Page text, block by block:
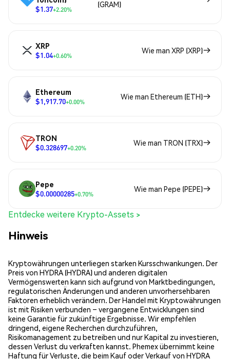
$1.37+2.20%
(GRAM)
XRP
$1.04+0.60%
Wie man XRP (XRP)
Ethereum
$1,917.70+0.00%
Wie man Ethereum (ETH)
TRON
$0.328697+0.20%
Wie man TRON (TRX)
Pepe
$0.00000285+0.70%
Wie man Pepe (PEPE)
Entdecke weitere Krypto-Assets >
Hinweis
Kryptowährungen unterliegen starken Kursschwankungen. Der
Preis von HYDRA (HYDRA) und anderen digitalen
Vermögenswerten kann sich aufgrund von Marktbedingungen,
regulatorischen Änderungen und anderen unvorhersehbaren
Faktoren erheblich verändern. Der Handel mit Kryptowährungen
ist mit Risiken verbunden – vergangene Entwicklungen sind
keine Garantie für zukünftige Ergebnisse. Wir empfehlen
dringend, eigene Recherchen durchzuführen,
Risikomanagement zu betreiben und nur Kapital zu investieren,
dessen Verlust du verkraften kannst. Phemex übernimmt keine
Haftung für Verluste, die beim Kauf oder Verkauf von HYDRA